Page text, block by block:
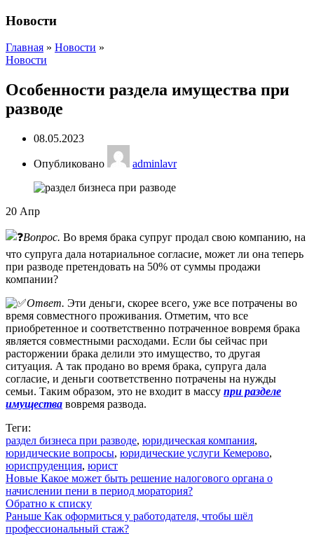
Новости
Главная » Новости »
Новости
Особенности раздела имущества при
разводе
08.05.2023
Опубликовано adminlavr
20 Апр
Вопрос. Во время брака супруг продал свою компанию, на
что супруга дала нотариальное согласие, может ли она теперь
при разводе претендовать на 50% от суммы продажи
компании?
Ответ. Эти деньги, скорее всего, уже все потрачены во
время совместного проживания. Отметим, что все
приобретенное и соответственно потраченное вовремя брака
является совместными расходами. Если бы сейчас при
расторжении брака делили это имущество, то другая
ситуация. А так продано во время брака, супруга дала
согласие, и деньги соответственно потрачены на нужды
семьи. Таким образом, это не входит в массу при разделе
имущества вовремя развода.
Теги:
раздел бизнеса при разводе, юридическая компания,
юридические вопросы, юридические услуги Кемерово,
юриспруденция, юрист
Новые Какое может быть решение налогового органа о
начислении пени в период моратория?
Обратно к списку
Раньше Как оформиться у работодателя, чтобы шёл
профессиональный стаж?